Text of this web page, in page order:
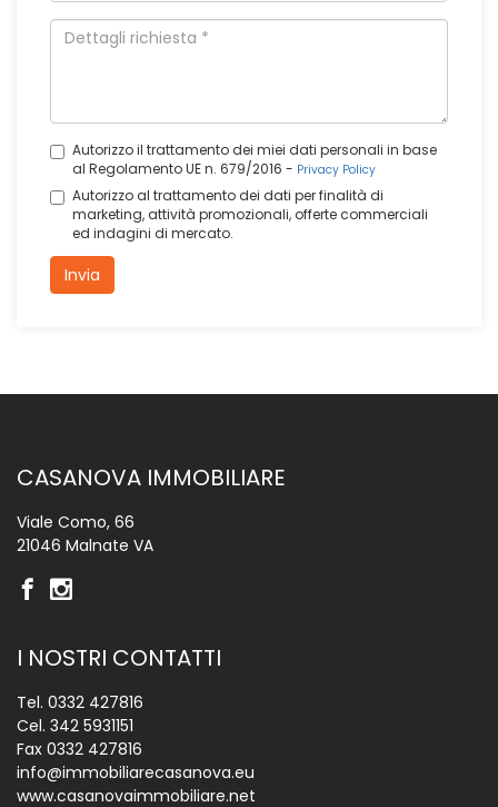
Autorizzo il trattamento dei miei dati personali in base
al Regolamento UE n. 679/2016 - Privacy Policy
Autorizzo al trattamento dei dati per finalità di
marketing, attività promozionali, offerte commerciali
ed indagini di mercato.
Invia
CASANOVA IMMOBILIARE
Viale Como, 66
21046 Malnate VA
I NOSTRI CONTATTI
Tel. 0332 427816
Cel. 342 5931151
Fax 0332 427816
info@immobiliarecasanova.eu
www.casanovaimmobiliare.net